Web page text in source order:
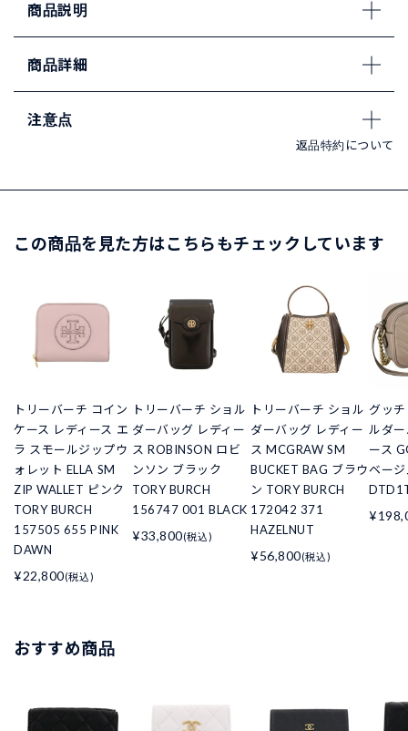
商品説明
商品詳細
注意点
返品特約について
この商品を見た方はこちらもチェックしています
トリーバーチ コイン
ケース レディース エ
ラ スモールジップウ
ォレット ELLA SM
ZIP WALLET ピンク
TORY BURCH
157505 655 PINK
DAWN
¥22,800(税込)
トリーバーチ ショル
ダーバッグ レディー
ス ROBINSON ロビ
ンソン ブラック
TORY BURCH
156747 001 BLACK
¥33,800(税込)
トリーバーチ ショル
ダーバッグ レディー
ス MCGRAW SM
BUCKET BAG ブラウ
ン TORY BURCH
172042 371
HAZELNUT
¥56,800(税込)
グッ
ルダ
ース
ベー
おすすめ商品